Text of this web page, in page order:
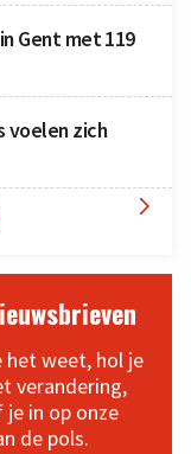
Gent met 119
voelen zich

het weet, hol je
verandering,
je in op onze
de pols.